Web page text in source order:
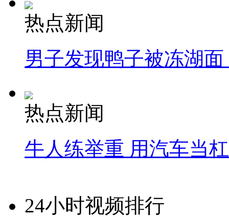
热点新闻
男子发现鸭子被冻湖
热点新闻
牛人练举重 用汽车当
24小时视频排行